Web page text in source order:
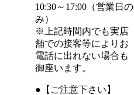
10:30～17:00（営業日の
み）
※上記時間内でも実店
舗での接客等によりお
電話に出れない場合も
御座います。
●【ご注意下さい】